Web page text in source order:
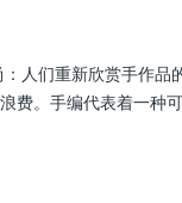
人们重新欣赏手作品
费。手编代表着一种